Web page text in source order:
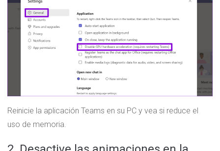
Reinicie la aplicación Teams en su PC y vea si reduce el
uso de memoria.